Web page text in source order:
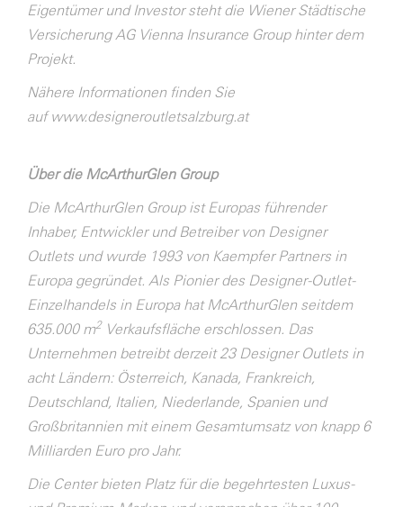
Eigentümer und Investor steht die Wiener Städtische
Versicherung AG Vienna Insurance Group hinter dem
Projekt.
Nähere Informationen finden Sie
aufwww.designeroutletsalzburg.at
Über die McArthurGlen Group
Die McArthurGlen Group ist Europas führender
Inhaber, Entwickler und Betreiber von Designer
Outlets und wurde 1993 von Kaempfer Partners in
Europa gegründet. Als Pionier des Designer-Outlet-
Einzelhandels in Europa hat McArthurGlen seitdem
635.000 m2Verkaufsfläche erschlossen. Das
Unternehmen betreibt derzeit 23 Designer Outlets in
acht Ländern: Österreich, Kanada, Frankreich,
Deutschland, Italien, Niederlande, Spanien und
Großbritannien mit einem Gesamtumsatz von knapp 6
Milliarden Euro pro Jahr.
Die Center bieten Platz für die begehrtesten Luxus-